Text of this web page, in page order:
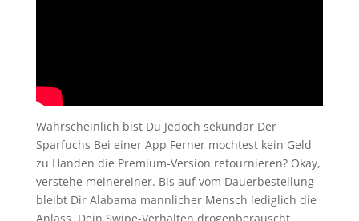
Wahrscheinlich bist Du Jedoch sekundar Der
Sparfuchs Bei einer App Ferner mochtest kein Geld
zu Handen die Premium-Version retournieren? Okay,
verstehe meinereiner. Bis auf vom Dauerbestellung
bleibt Dir Alabama mannlicher Mensch lediglich die